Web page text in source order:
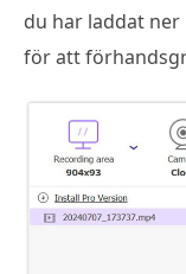
du har laddat
för att